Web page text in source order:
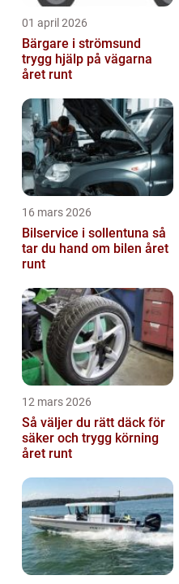
01 april 2026
Bärgare i strömsund
trygg hjälp på vägarna
året runt
16 mars 2026
Bilservice i sollentuna så
tar du hand om bilen året
runt
12 mars 2026
Så väljer du rätt däck för
säker och trygg körning
året runt